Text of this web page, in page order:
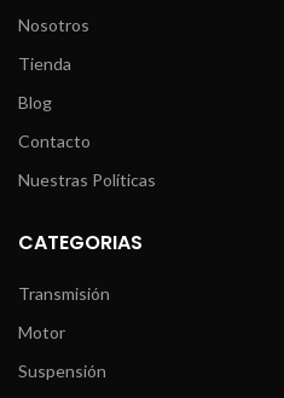
Nosotros
Tienda
Blog
Contacto
Nuestras Políticas
CATEGORIAS
Transmisión
Motor
Suspensión